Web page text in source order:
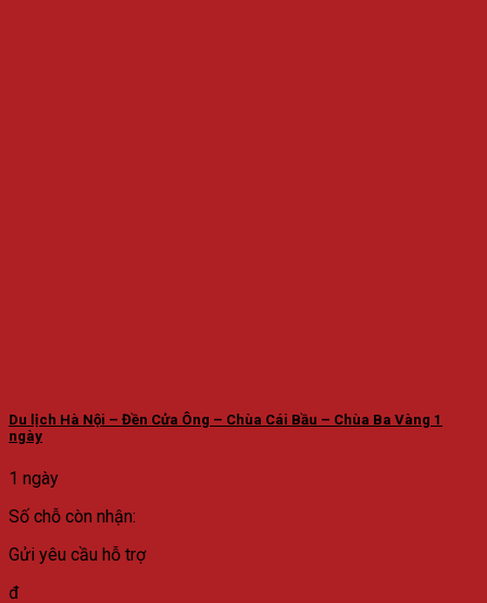
Du lịch Hà Nội – Đền Cửa Ông – Chùa Cái Bầu – Chùa Ba Vàng 1
ngày
1 ngày
Số chỗ còn nhận:
Gửi yêu cầu hỗ trợ
đ